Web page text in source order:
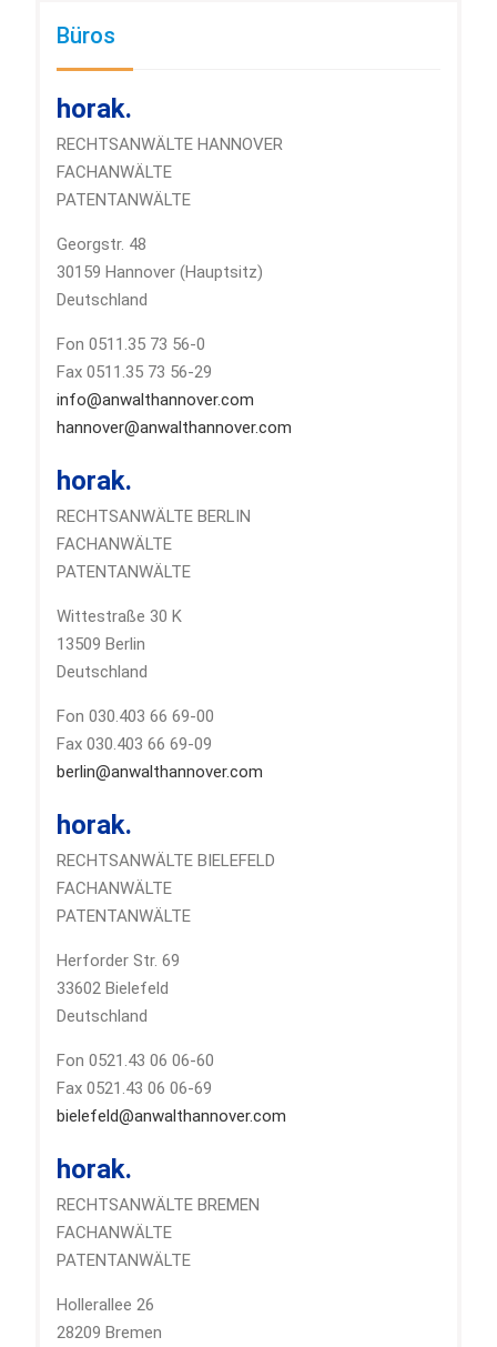
Büros
horak.
RECHTSANWÄLTE HANNOVER
FACHANWÄLTE
PATENTANWÄLTE
Georgstr. 48
30159 Hannover (Hauptsitz)
Deutschland
Fon 0511.35 73 56-0
Fax 0511.35 73 56-29
info@anwalthannover.com
hannover@anwalthannover.com
horak.
RECHTSANWÄLTE BERLIN
FACHANWÄLTE
PATENTANWÄLTE
Wittestraße 30 K
13509 Berlin
Deutschland
Fon 030.403 66 69-00
Fax 030.403 66 69-09
berlin@anwalthannover.com
horak.
RECHTSANWÄLTE BIELEFELD
FACHANWÄLTE
PATENTANWÄLTE
Herforder Str. 69
33602 Bielefeld
Deutschland
Fon 0521.43 06 06-60
Fax 0521.43 06 06-69
bielefeld@anwalthannover.com
horak.
RECHTSANWÄLTE BREMEN
FACHANWÄLTE
PATENTANWÄLTE
Hollerallee 26
28209 Bremen